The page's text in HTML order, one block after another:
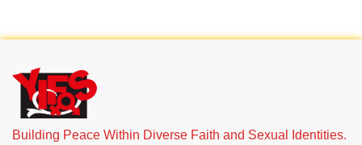
Building Peace Within Diverse Faith and Sexual Identities.